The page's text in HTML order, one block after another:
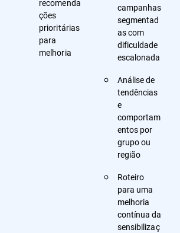
recomenda
ções
prioritárias
para
melhoria
campanhas
segmentad
as com
dificuldade
escalonada
Análise de
tendências
e
comportam
entos por
grupo ou
região
Roteiro
para uma
melhoria
contínua da
sensibilizaç